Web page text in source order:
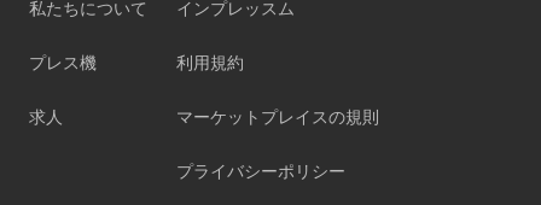
私たちについて
プレス機
求人
インプレッスム
利用規約
マーケットプレイスの規則
プライバシーポリシー